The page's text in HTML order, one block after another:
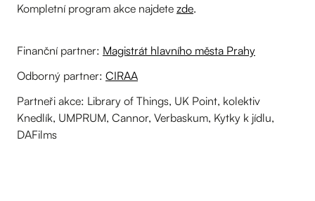
Kompletní program akce najdete zde.
Finanční partner: Magistrát hlavního města Prahy
Odborný partner: CIRAA
Partneři akce: Library of Things, UK Point, kolektiv
Knedlík, UMPRUM, Cannor, Verbaskum, Kytky k jídlu,
DAFilms